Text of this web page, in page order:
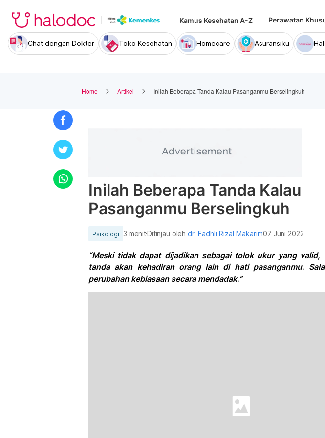
Kamus Kesehatan A-Z Perawatan
Chat dengan Dokter Toko Kesehatan Homecare Asuransiku
Home Artikel Inilah Beberapa Tanda Kalau Pasanganmu Berselingkuh
Inilah Beberapa Tanda Kalau
Pasanganmu Berselingkuh
Psikologi 3 menitDitinjau olehdr. Fadhli Rizal Makarim07 Juni 2022
“Meski tidak dapat dijadikan sebagai tolok ukur yang valid,
tanda akan kehadiran orang lain di hati pasanganmu.
perubahan kebiasaan secara mendadak.”